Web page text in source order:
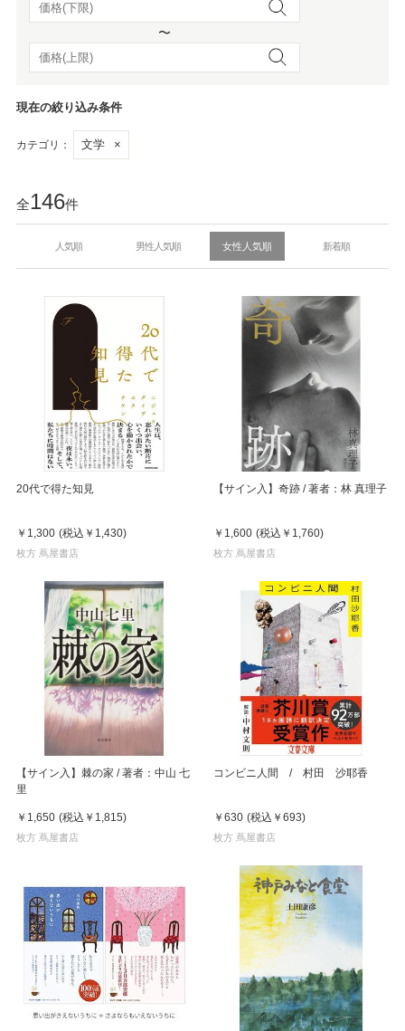
〜
現在の絞り込み条件
カテゴリ： 文学 ×
全146件
人気順 男性人気順 女性人気順 新着順
20代で得た知見
￥1,300 (税込 ￥1,430)
枚方 蔦屋書店
【サイン入】奇跡 / 著者：林 真理子
￥1,600 (税込 ￥1,760)
枚方 蔦屋書店
【サイン入】棘の家 / 著者：中山 七
里
￥1,650 (税込 ￥1,815)
枚方 蔦屋書店
コンビニ人間 / 村田 沙耶香
￥630 (税込 ￥693)
枚方 蔦屋書店